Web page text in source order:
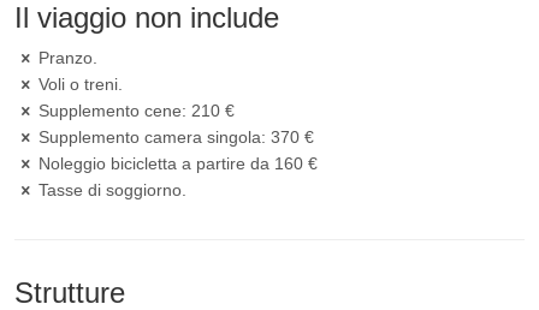
Il viaggio non include
Pranzo.
Voli o treni.
Supplemento cene: 210 €
Supplemento camera singola: 370 €
Noleggio bicicletta a partire da 160 €
Tasse di soggiorno.
Strutture